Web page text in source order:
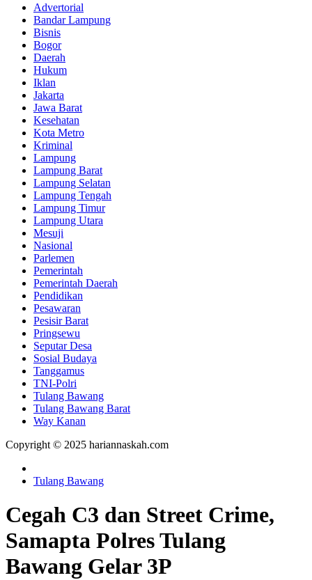
Advertorial
Bandar Lampung
Bisnis
Bogor
Daerah
Hukum
Iklan
Jakarta
Jawa Barat
Kesehatan
Kota Metro
Kriminal
Lampung
Lampung Barat
Lampung Selatan
Lampung Tengah
Lampung Timur
Lampung Utara
Mesuji
Nasional
Parlemen
Pemerintah
Pemerintah Daerah
Pendidikan
Pesawaran
Pesisir Barat
Pringsewu
Seputar Desa
Sosial Budaya
Tanggamus
TNI-Polri
Tulang Bawang
Tulang Bawang Barat
Way Kanan
Copyright © 2025 hariannaskah.com
Tulang Bawang
Cegah C3 dan Street Crime,
Samapta Polres Tulang
Bawang Gelar 3P